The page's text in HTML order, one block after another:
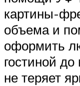
картины-
объема и
оформить
гостиной
не теряет